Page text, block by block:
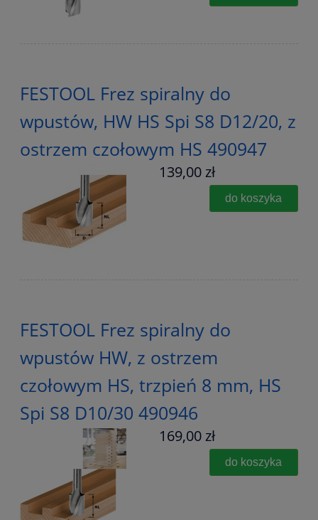
FESTOOL Frez spiralny do
wpustów, HW HS Spi S8 D12/20, z
ostrzem czołowym HS 490947
139,00 zł
do koszyka
FESTOOL Frez spiralny do
wpustów HW, z ostrzem
czołowym HS, trzpień 8 mm, HS
Spi S8 D10/30 490946
169,00 zł
do koszyka